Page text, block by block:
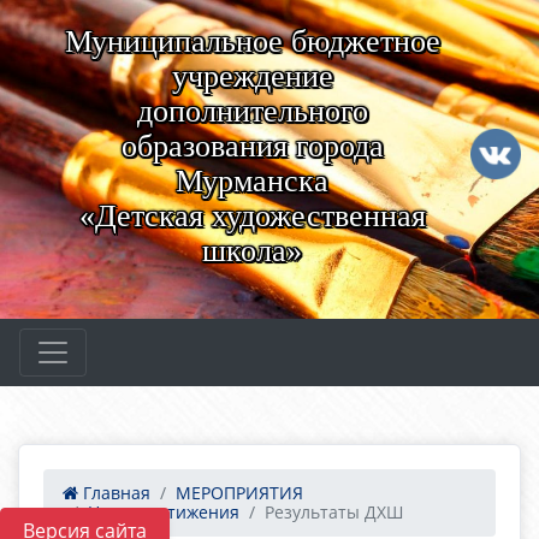
Версия сайта
Муниципальное бюджетное
учреждение
дополнительного
образования города
Мурманска
«Детская художественная
школа»
Главная
МЕРОПРИЯТИЯ
Наши достижения
Результаты ДХШ